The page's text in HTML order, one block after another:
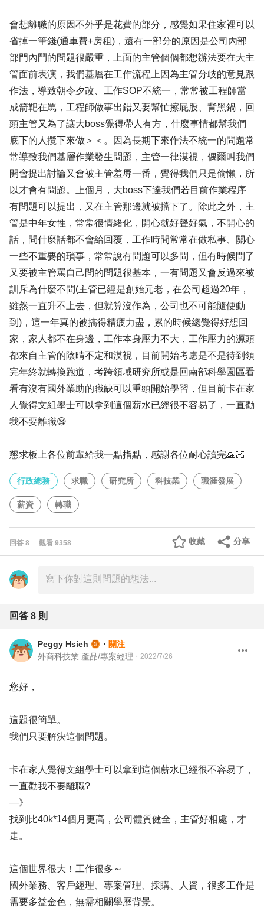
會想離職的原因不外乎是花費的部分，感覺如果住家裡可以
省掉一筆錢(通車費+房租)，還有一部分的原因是公司內部
部門內鬥的問題很嚴重，上面的主管個個都想辦法要在大主
管面前表演，我們基層在工作流程上因為主管分歧的意見跟
作法，導致朝令夕改、工作SOP不統一，常常被工程師當
成箭靶在罵，工程師做事出錯又要幫忙擦屁股、背黑鍋，回
頭主管又為了讓大boss覺得帶人有方，什麼事情都幫我們
底下的人攬下來做＞＜。因為長期下來作法不統一的問題常
常導致我們基層作業發生問題，主管一律漠視，偶爾叫我們
開會提出討論又會被主管羞辱一番，覺得我們只是偷懶，所
以才會有問題。上個月，大boss下達我們若目前作業程序
有問題可以提出，又在主管那邊就被擋下了。除此之外，主
管是中年女性，常常很情緒化，開心就好聲好氣，不開心的
話，問什麼話都不會給回覆，工作時間常常在做私事、關心
一些不重要的瑣事，常常說有問題可以多問，但有時候問了
又要被主管罵自己問的問題很基本，一有問題又會反過來被
訓斥為什麼不問(主管已經是創始元老，在公司超過20年，
雖然一直升不上去，但就算沒作為，公司也不可能隨便動
到)，這一年真的被搞得精疲力盡，累的時候總覺得好想回
家，家人都不在身邊，工作本身壓力不大，工作壓力的源頭
都來自主管的陰晴不定和漠視，目前開始考慮是不是待到領
完年終就轉換跑道，考跨領域研究所或是回南部科學園區看
看有沒有國外業助的職缺可以重頭開始學習，但目前卡在家
人覺得文組學士可以拿到這個薪水已經很不容易了，一直勸
我不要離職😪
懇求板上各位前輩給我一點指點，感謝各位耐心讀完🙏🏻
行政總務 求職 研究所 科技業 職涯發展
薪資 轉職
回答 8 觀看 9358 分享
收藏
回答 8 則
Peggy Hsieh ・ 關注
外商科技業 產品/專案經理 ・ 2022/7/26
您好，
這題很簡單。
我們只要解決這個問題。
卡在家人覺得文組學士可以拿到這個薪水已經很不容易了，
一直勸我不要離職?
—》
找到比40k*14個月更高，公司體質健全，主管好相處，才
走。
這個世界很大！工作很多～
國外業務、客戶經理、專案管理、採購、人資，很多工作是
需要多益金色，無需相關學歷背景。